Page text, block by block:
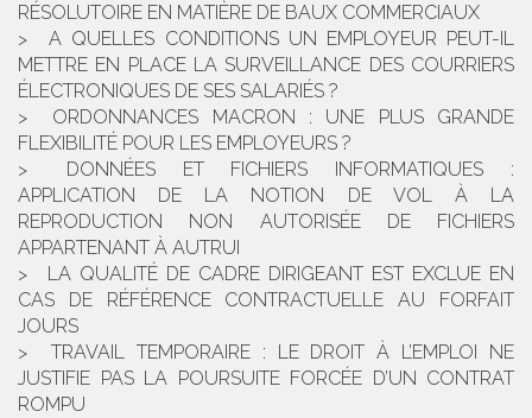
RÉSOLUTOIRE EN MATIÈRE DE BAUX COMMERCIAUX
A QUELLES CONDITIONS UN EMPLOYEUR PEUT-IL
METTRE EN PLACE LA SURVEILLANCE DES COURRIERS
ÉLECTRONIQUES DE SES SALARIÉS ?
ORDONNANCES MACRON : UNE PLUS GRANDE
FLEXIBILITÉ POUR LES EMPLOYEURS ?
DONNÉES ET FICHIERS INFORMATIQUES :
APPLICATION DE LA NOTION DE VOL À LA
REPRODUCTION NON AUTORISÉE DE FICHIERS
APPARTENANT À AUTRUI
LA QUALITÉ DE CADRE DIRIGEANT EST EXCLUE EN
CAS DE RÉFÉRENCE CONTRACTUELLE AU FORFAIT
JOURS
TRAVAIL TEMPORAIRE : LE DROIT À L’EMPLOI NE
JUSTIFIE PAS LA POURSUITE FORCÉE D’UN CONTRAT
ROMPU